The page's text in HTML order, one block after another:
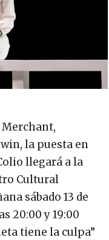
Merchant,
la puesta en
llegará a la
Cultural
sábado 13 de
20:00 y 19:00
tiene la culpa”